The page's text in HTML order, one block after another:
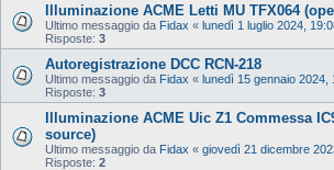
Illuminazione ACME Letti MU TFX064
Ultimo messaggio da Fidax « lunedì 1 luglio 2024,
Risposte: 3
Autoregistrazione DCC RCN-218
Ultimo messaggio da Fidax « lunedì 15 gennaio 2024,
Risposte: 3
Illuminazione ACME Uic Z1 Commessa
source)
Ultimo messaggio da Fidax « giovedì 21 dicembre
Risposte: 2